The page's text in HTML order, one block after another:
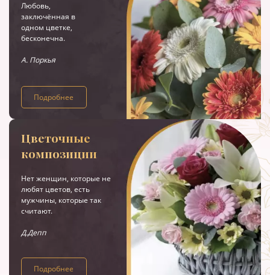
Любовь,
заключённая в
одном цветке,
бесконечна.
А. Поркья
Подробнее
Цветочные
композиции
Нет женщин, которые не
любят цветов, есть
мужчины, которые так
считают.
Д.Депп
Подробнее